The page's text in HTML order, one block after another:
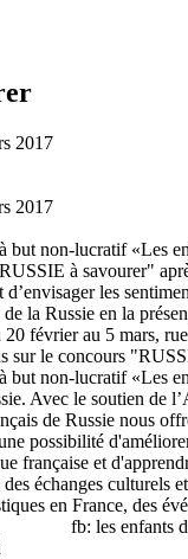
2017
2017
but non-lucratif «Les
à savourer"
les
la Russie en la
février au 5 mars,
sur le concours
but non-lucratif «Les
Avec le soutien de
de Russie nous
possibilité
française et
échanges culturels
en France, des
fb: les enfants